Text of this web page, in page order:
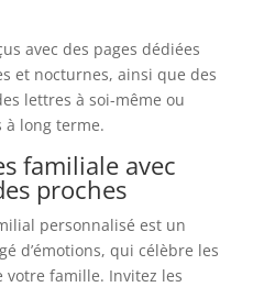
avec des pages dédiées
et nocturnes, ainsi que des
lettres à soi-même ou
à long terme.
familiale avec
proches
personnalisé est un
d’émotions, qui célèbre les
famille. Invitez les